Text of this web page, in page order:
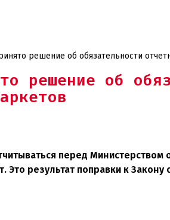
решение об обязательности
решение об
перед
результат поправки к Закону